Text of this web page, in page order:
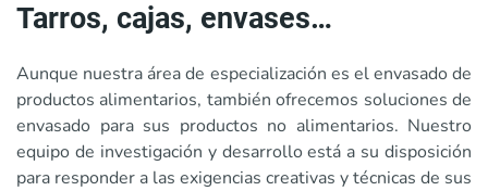
Tarros, cajas, envases…
Aunque nuestra área de especialización es el envasado de
productos alimentarios, también ofrecemos soluciones de
envasado para sus productos no alimentarios. Nuestro
equipo de investigación y desarrollo está a su disposición
para responder a las exigencias creativas y técnicas de sus